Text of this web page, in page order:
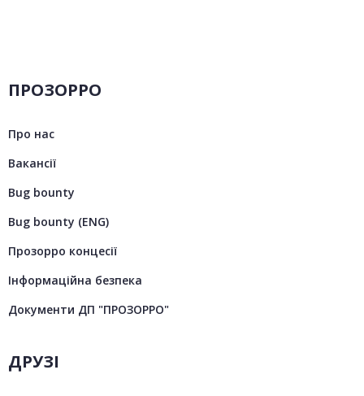
ПРОЗОРРО
Про нас
Вакансії
Bug bounty
Bug bounty (ENG)
Прозорро концесії
Інформаційна безпека
Документи ДП "ПРОЗОРРО"
ДРУЗІ